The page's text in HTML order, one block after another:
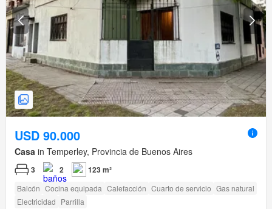
USD 90.000
Casa in Temperley, Provincia de Buenos Aires
3 2 123 m²
Balcón Cocina equipada Calefacción Cuarto de servicio Gas natural
Electricidad Parrilla